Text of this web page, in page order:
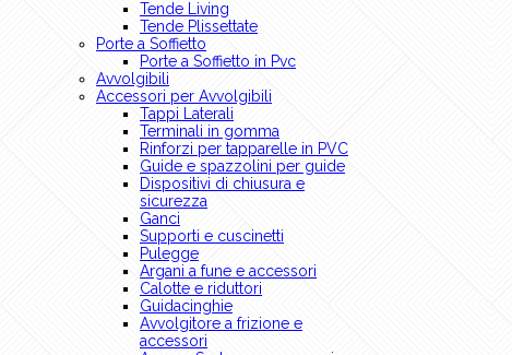
Tende Living
Tende Plissettate
Porte a Soffietto
Porte a Soffietto in Pvc
Avvolgibili
Accessori per Avvolgibili
Tappi Laterali
Terminali in gomma
Rinforzi per tapparelle in PVC
Guide e spazzolini per guide
Dispositivi di chiusura e
sicurezza
Ganci
Supporti e cuscinetti
Pulegge
Argani a fune e accessori
Calotte e riduttori
Guidacinghie
Avvolgitore a frizione e
accessori